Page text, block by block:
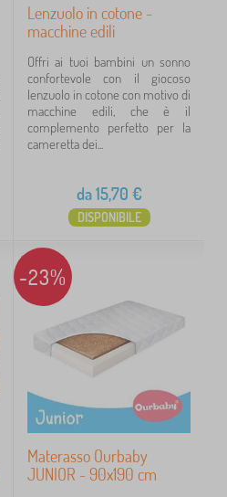
Lenzuolo in cotone -
macchine edili
Offri ai tuoi bambini un sonno
confortevole con il giocoso
lenzuolo in cotone con motivo di
macchine edili, che è il
complemento perfetto per la
cameretta dei...
da15,70 €
DISPONIBILE
-23%
Materasso Ourbaby
JUNIOR - 90x190 cm